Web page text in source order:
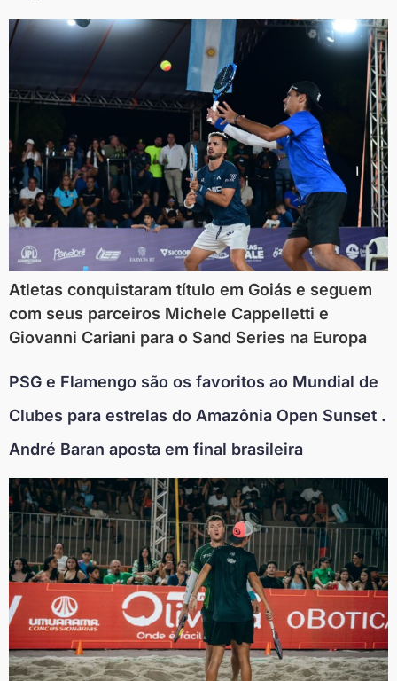
Atletas conquistaram título em Goiás e seguem
com seus parceiros Michele Cappelletti e
Giovanni Cariani para o Sand Series na Europa
PSG e Flamengo são os favoritos ao Mundial de
Clubes para estrelas do Amazônia Open Sunset .
André Baran aposta em final brasileira